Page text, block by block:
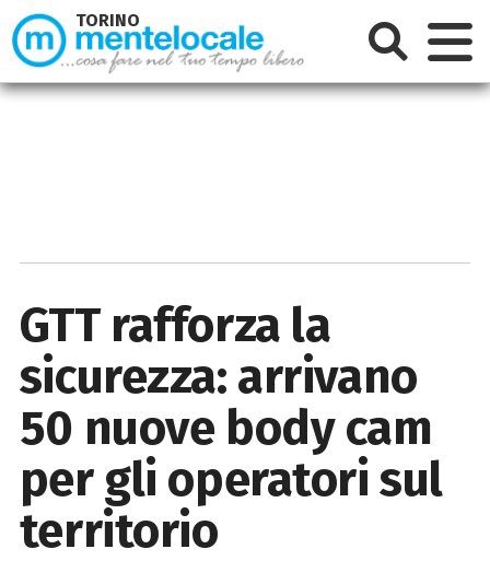
GTT rafforza la
sicurezza: arrivano
50 nuove body cam
per gli operatori sul
territorio
TORINO